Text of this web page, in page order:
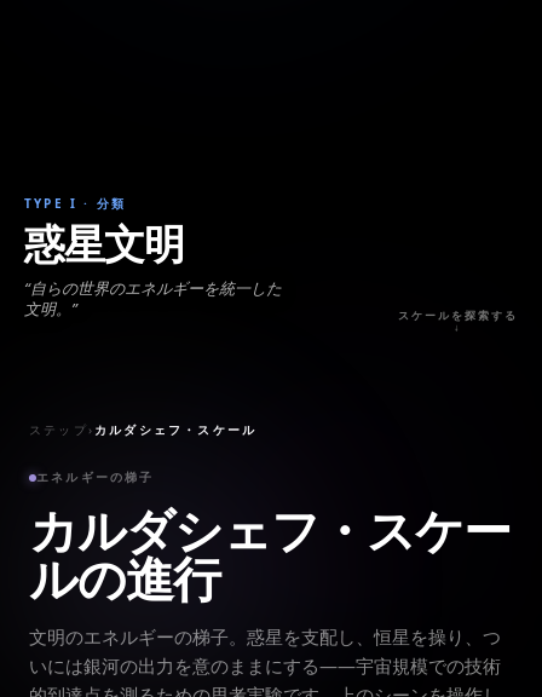
TYPE I · 分類
惑星文明
“自らの世界のエネルギーを統一した
文明。 ”
スケールを探索する
↓
ステップ › カルダシェフ・スケール
エネルギーの梯子
カルダシェフ・スケー
ルの進行
文明のエネルギーの梯子。惑星を支配し、恒星を操り、つ
いには銀河の出力を意のままにする——宇宙規模での技術